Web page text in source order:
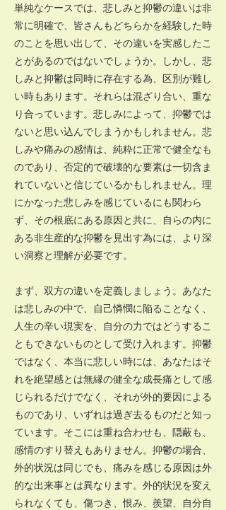
単純なケースでは、悲しみと抑鬱の違いは非
常に明確で、皆さんもどちらかを経験した時
のことを思い出して、その違いを実感したこ
とがあるのではないでしょうか。しかし、悲
しみと抑鬱は同時に存在する為、区別が難し
い時もあります。それらは混ざり合い、重な
り合っています。悲しみによって、抑鬱では
ないと思い込んでしまうかもしれません。悲
しみや痛みの感情は、純粋に正常で健全なも
のであり、否定的で破壊的な要素は一切含ま
れていないと信じているかもしれません。理
にかなった悲しみを感じているにも関わら
ず、その根底にある原因と共に、自らの内に
ある非生産的な抑鬱を見出す為には、より深
い洞察と理解が必要です。
まず、双方の違いを定義しましょう。あなた
は悲しみの中で、自己憐憫に陥ることなく、
人生の辛い現実を、自分の力ではどうするこ
ともできないものとして受け入れます。抑鬱
ではなく、本当に悲しい時には、あなたはそ
れを絶望感とは無縁の健全な成長痛として感
じられるだけでなく、それが外的要因による
ものであり、いずれは過ぎ去るものだと知っ
ています。そこには重ね合わせも、隠蔽も、
感情のすり替えもありません。抑鬱の場合、
外的状況は同じでも、痛みを感じる原因は外
的な出来事とは異なります。外的状況を変え
られなくても、傷つき、恨み、羨望、自分自